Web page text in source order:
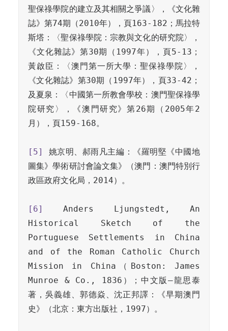
聖保祿學院的建立及其相關之爭議〉，《文化雜
誌》第74期（2010年），頁163-182；馬拉特
斯塔：〈聖保祿學院：宗教與文化的研究院〉，
《文化雜誌》第30期（1997年），頁5-13；
黃啟臣：〈澳門第一所大學：聖保祿學院〉，
《文化雜誌》第30期（1997年），頁33-42；
及夏泉：〈中國第一所教會學校：澳門聖保祿學
院研究〉，《澳門研究》第26期（2005年2
月），頁159-168。
[5]
姚京明、郝雨凡主編：《羅明堅《中國地
圖集》學術研討會論文集》（澳門：澳門特別行
政區政府文化局，2014）。
[6]
Anders Ljungstedt, An
Historical Sketch of the
Portuguese Settlements in China
and of the Roman Catholic Church
Mission in China（Boston: James
Munroe & Co., 1836）；中文版–龍思泰
著，吳義雄、郭德焱、沈正邦譯：《早期澳門
史》（北京：東方出版社，1997）。